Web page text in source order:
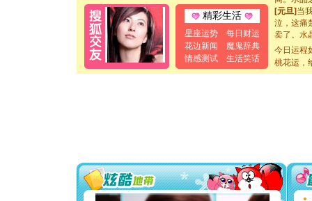
精彩生活
星座运势
每日财运
花边新闻
魔鬼辞典
情感测试
生活笑话
[元旦]当
泣，这痛
卖了。水
颜！冬去
道一声平
都要快乐
[圣诞节]
如意,快
今日运程
桃花运，